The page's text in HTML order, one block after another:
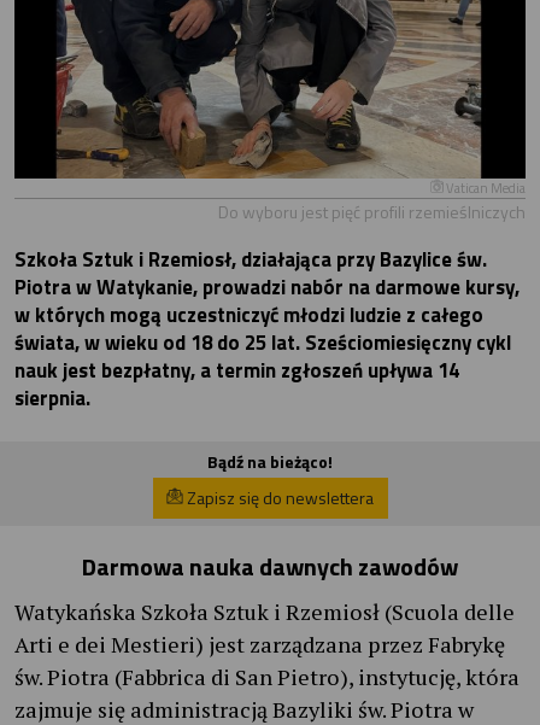
Vatican Media
Do wyboru jest pięć profili rzemieślniczych
Szkoła Sztuk i Rzemiosł, działająca przy Bazylice św.
Piotra w Watykanie, prowadzi nabór na darmowe kursy,
w których mogą uczestniczyć młodzi ludzie z całego
świata, w wieku od 18 do 25 lat. Sześciomiesięczny cykl
nauk jest bezpłatny, a termin zgłoszeń upływa 14
sierpnia.
Bądź na bieżąco!
Zapisz się do newslettera
Darmowa nauka dawnych zawodów
Watykańska Szkoła Sztuk i Rzemiosł (Scuola delle
Arti e dei Mestieri) jest zarządzana przez Fabrykę
św. Piotra (Fabbrica di San Pietro), instytucję, która
zajmuje się administracją Bazyliki św. Piotra w